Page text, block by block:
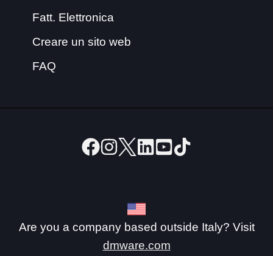
Fatt. Elettronica
Creare un sito web
FAQ
Are you a company based outside Italy? Visit
dmware.com